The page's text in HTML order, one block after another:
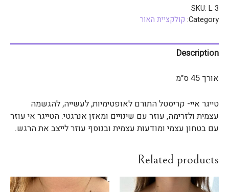
SKU: L 3
Category: קולקציית האור
Description
אורך 45 ס"מ
טייגר איי- קריסטל התורם לאופטימיות, לעשייה, להגשמה
עצמית ולזרימה, עוזר עם שינויים ומאזן אנרגטי. הטייגר אי עוזר
עם בטחון עצמי ומודעות עצמית ובנוסף עוזר לייצב את הרגש.
Related products